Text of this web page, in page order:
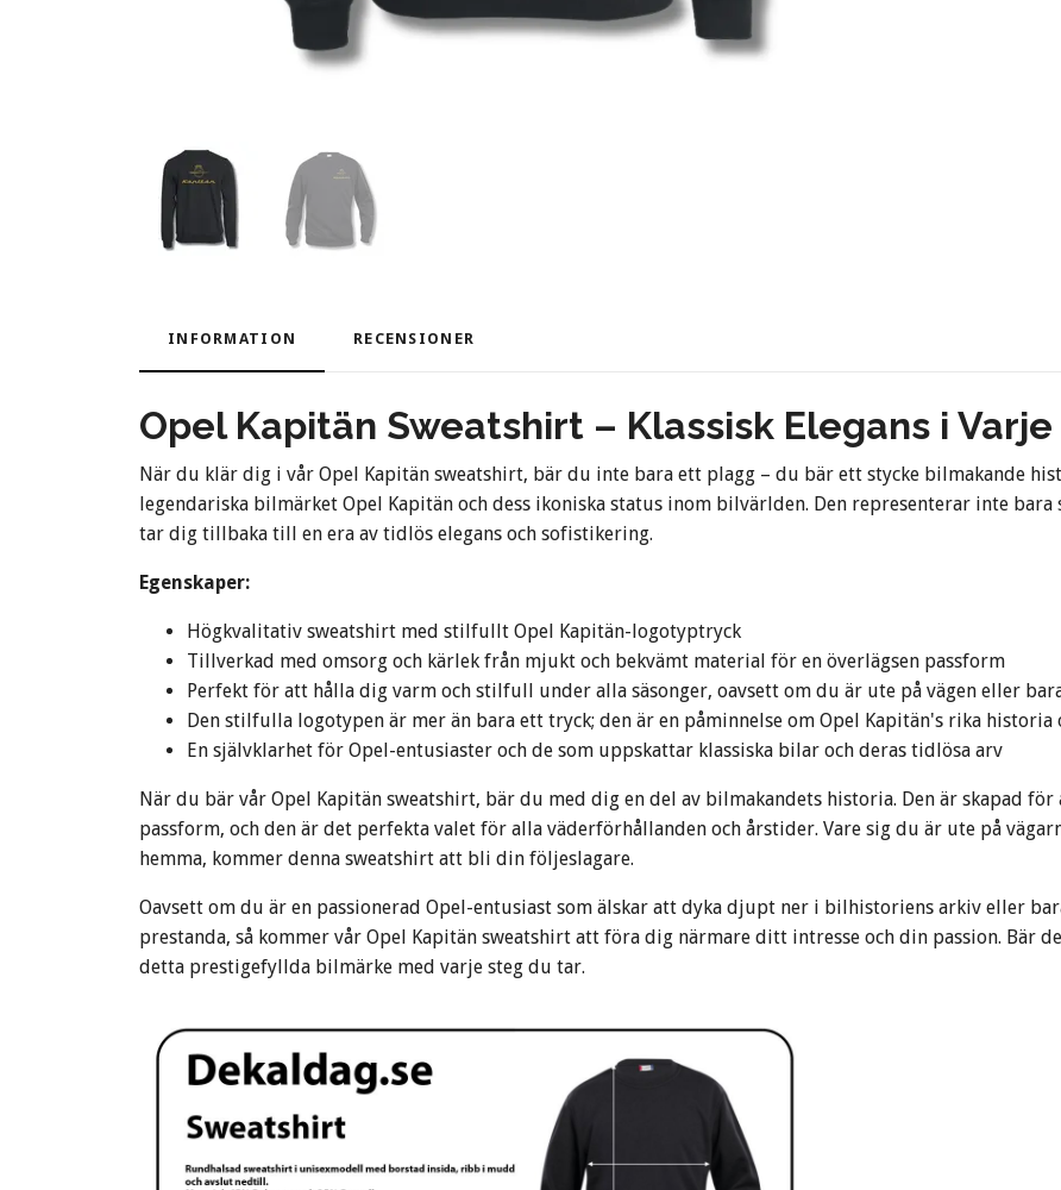
INFORMATION RECENSIONER
Opel Kapitän Sweatshirt – Klassisk Elegans i Varje
När du klär dig i vår Opel Kapitän sweatshirt, bär du inte bara ett plagg – du bär ett stycke bilmakande
legendariska bilmärket Opel Kapitän och dess ikoniska status inom bilvärlden. Den representerar inte
tar dig tillbaka till en era av tidlös elegans och sofistikering.
Egenskaper:
Högkvalitativ sweatshirt med stilfullt Opel Kapitän-logotyptryck
Tillverkad med omsorg och kärlek från mjukt och bekvämt material för en överlägsen passform
Perfekt för att hålla dig varm och stilfull under alla säsonger, oavsett om du är ute på vägen eller
Den stilfulla logotypen är mer än bara ett tryck; den är en påminnelse om Opel Kapitän's rika
En självklarhet för Opel-entusiaster och de som uppskattar klassiska bilar och deras tidlösa arv
När du bär vår Opel Kapitän sweatshirt, bär du med dig en del av bilmakandets historia. Den är skapad
passform, och den är det perfekta valet för alla väderförhållanden och årstider. Vare sig du är ute på
hemma, kommer denna sweatshirt att bli din följeslagare.
Oavsett om du är en passionerad Opel-entusiast som älskar att dyka djupt ner i bilhistoriens arkiv eller
prestanda, så kommer vår Opel Kapitän sweatshirt att föra dig närmare ditt intresse och din passion. Bär
detta prestigefyllda bilmärke med varje steg du tar.